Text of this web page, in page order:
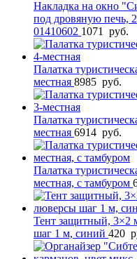
Накладка на окно
под дровяную печь,
01410602 1071 руб.
Палатка
местная 8985 руб.
Палатка
местная 6914 руб.
Палатка
местная, с тамбуром
Тент защитный, 3×2
шаг 1 м, синий 420